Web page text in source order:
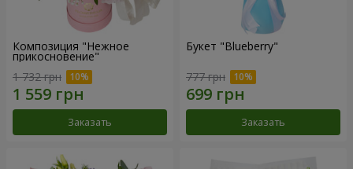
Композиция "Нежное
прикосновение"
1 732 грн
Заказать
Букет "Blueberry"
777 грн
Заказать